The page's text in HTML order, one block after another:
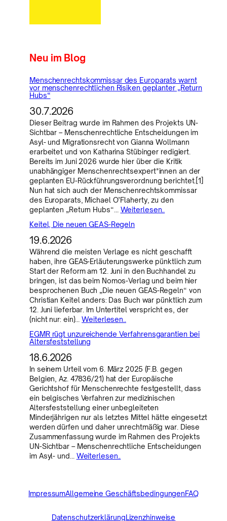
Neu im Blog
Menschenrechtskommissar des Europarats warnt
vor menschenrechtlichen Risiken geplanter „Return
Hubs“
30.7.2026
Dieser Beitrag wurde im Rahmen des Projekts UN-
Sichtbar – Menschenrechtliche Entscheidungen im
Asyl- und Migrationsrecht von Gianna Wollmann
erarbeitet und von Katharina Stübinger redigiert.
Bereits im Juni 2026 wurde hier über die Kritik
unabhängiger Menschenrechtsexpert*innen an der
geplanten EU-Rückführungsverordnung berichtet.[1]
Nun hat sich auch der Menschenrechtskommissar
des Europarats, Michael O’Flaherty, zu den
geplanten „Return Hubs“… Weiterlesen..
Keitel, Die neuen GEAS-Regeln
19.6.2026
Während die meisten Verlage es nicht geschafft
haben, ihre GEAS-Erläuterungswerke pünktlich zum
Start der Reform am 12. Juni in den Buchhandel zu
bringen, ist das beim Nomos-Verlag und beim hier
besprochenen Buch „Die neuen GEAS-Regeln“ von
Christian Keitel anders: Das Buch war pünktlich zum
12. Juni lieferbar. Im Untertitel verspricht es, der
(nicht nur: ein)…Weiterlesen..
EGMR rügt unzureichende Verfahrensgarantien bei
Altersfeststellung
18.6.2026
In seinem Urteil vom 6. März 2025 (F.B. gegen
Belgien, Az. 47836/21) hat der Europäische
Gerichtshof für Menschenrechte festgestellt, dass
ein belgisches Verfahren zur medizinischen
Altersfeststellung einer unbegleiteten
Minderjährigen nur als letztes Mittel hätte eingesetzt
werden dürfen und daher unrechtmäßig war. Diese
Zusammenfassung wurde im Rahmen des Projekts
UN-Sichtbar – Menschenrechtliche Entscheidungen
im Asyl- und… Weiterlesen..
ImpressumAllgemeine GeschäftsbedingungenFAQ
DatenschutzerklärungLizenzhinweise